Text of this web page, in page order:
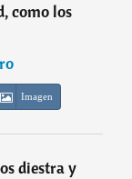
como los
Imagen
diestra y